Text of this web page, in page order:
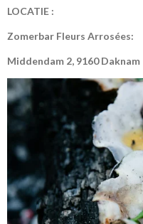
LOCATIE :
Zomerbar Fleurs Arrosées:
Middendam 2, 9160 Daknam